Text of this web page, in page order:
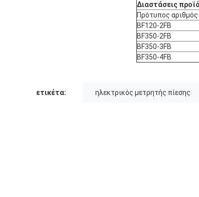
Διαστάσεις
Πρότυπος αριθμός
BF120-2FB
BF350-2FB
BF350-3FB
BF350-4FB
ετικέτα: ηλεκτρικός μετρητής πίεσης